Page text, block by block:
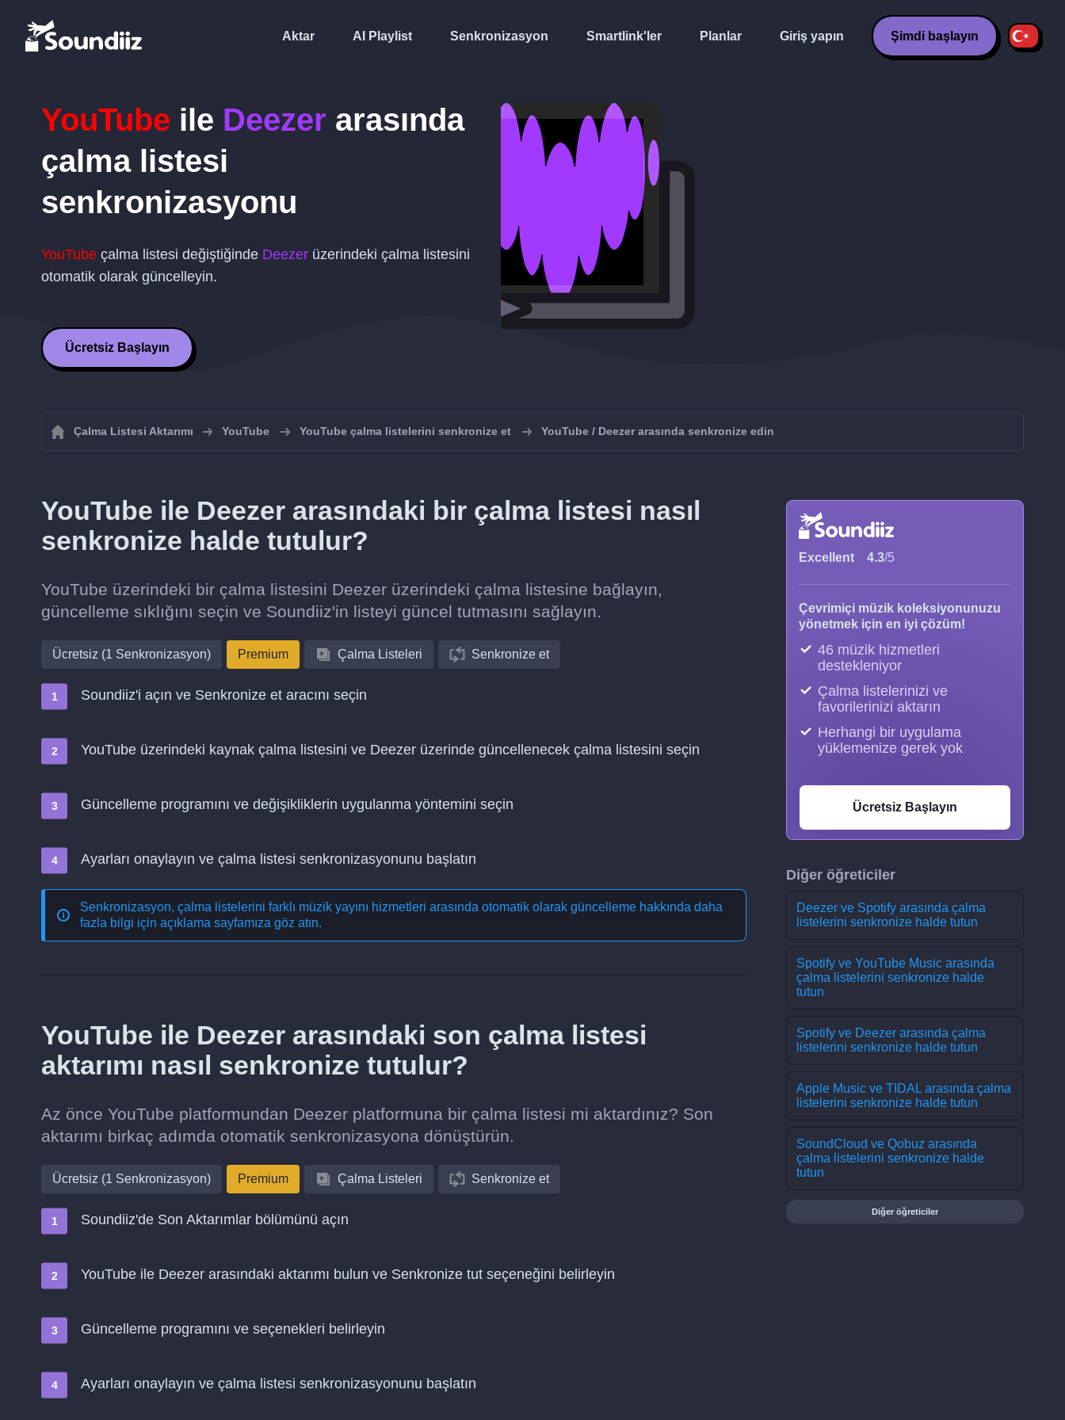
Aktar AI Playlist Senkronizasyon Smartlink'ler Planlar Giriş yapın Şimdi başlayın
YouTube ile Deezer arasında
çalma listesi
senkronizasyonu
YouTube çalma listesi değiştiğinde Deezer üzerindeki çalma listesini
otomatik olarak güncelleyin.
Ücretsiz Başlayın
Çalma Listesi Aktarımı YouTube YouTube çalma listelerini senkronize et YouTube / Deezer arasında senkronize edin
YouTube ile Deezer arasındaki bir çalma listesi nasıl
senkronize halde tutulur?
YouTube üzerindeki bir çalma listesini Deezer üzerindeki çalma listesine bağlayın,
güncelleme sıklığını seçin ve Soundiiz'in listeyi güncel tutmasını sağlayın.
Ücretsiz (1 Senkronizasyon) Premium Çalma Listeleri Senkronize et
Soundiiz'i açın ve Senkronize et aracını seçin
YouTube üzerindeki kaynak çalma listesini ve Deezer üzerinde güncellenecek çalma listesini seçin
Güncelleme programını ve değişikliklerin uygulanma yöntemini seçin
Ayarları onaylayın ve çalma listesi senkronizasyonunu başlatın
Senkronizasyon, çalma listelerini farklı müzik yayını hizmetleri arasında otomatik olarak güncelleme hakkında daha
fazla bilgi için açıklama sayfamıza göz atın.
YouTube ile Deezer arasındaki son çalma listesi
aktarımı nasıl senkronize tutulur?
Az önce YouTube platformundan Deezer platformuna bir çalma listesi mi aktardınız? Son
aktarımı birkaç adımda otomatik senkronizasyona dönüştürün.
Ücretsiz (1 Senkronizasyon) Premium Çalma Listeleri Senkronize et
Soundiiz'de Son Aktarımlar bölümünü açın
YouTube ile Deezer arasındaki aktarımı bulun ve Senkronize tut seçeneğini belirleyin
Güncelleme programını ve seçenekleri belirleyin
Ayarları onaylayın ve çalma listesi senkronizasyonunu başlatın
Excellent 4.3/5
Çevrimiçi müzik koleksiyonunuzu
yönetmek için en iyi çözüm!
46 müzik hizmetleri
destekleniyor
Çalma listelerinizi ve
favorilerinizi aktarın
Herhangi bir uygulama
yüklemenize gerek yok
Ücretsiz Başlayın
Diğer öğreticiler
Deezer ve Spotify arasında çalma
listelerini senkronize halde tutun
Spotify ve YouTube Music arasında
çalma listelerini senkronize halde
tutun
Spotify ve Deezer arasında çalma
listelerini senkronize halde tutun
Apple Music ve TIDAL arasında çalma
listelerini senkronize halde tutun
SoundCloud ve Qobuz arasında
çalma listelerini senkronize halde
tutun
Diğer öğreticiler